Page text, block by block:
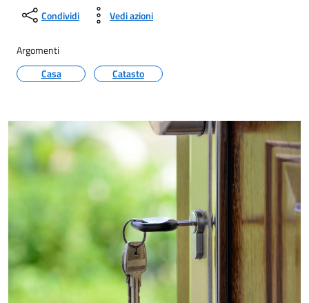
Condividi Vedi azioni
Argomenti
Casa
Catasto